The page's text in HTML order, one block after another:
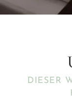
DIESER